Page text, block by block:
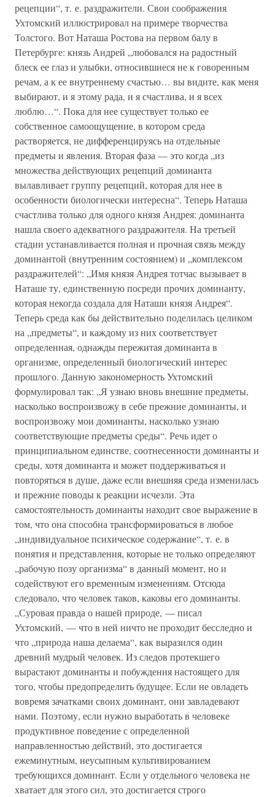
рецепции“, т. е. раздражители. Свои соображения
Ухтомский иллюстрировал на примере творчества
Толстого. Вот Наташа Ростова на первом балу в
Петербурге: князь Андрей „любовался на радостный
блеск ее глаз и улыбки, относившиеся не к говоренным
речам, а к ее внутреннему счастью… вы видите, как меня
выбирают, и я этому рада, и я счастлива, и я всех
люблю…“. Пока для нее существует только ее
собственное самоощущение, в котором среда
растворяется, не дифференцируясь на отдельные
предметы и явления. Вторая фаза — это когда „из
множества действующих рецепций доминанта
вылавливает группу рецепций, которая для нее в
особенности биологически интересна“. Теперь Наташа
счастлива только для одного князя Андрея: доминанта
нашла своего адекватного раздражителя. На третьей
стадии устанавливается полная и прочная связь между
доминантой (внутренним состоянием) и „комплексом
раздражителей“: „Имя князя Андрея тотчас вызывает в
Наташе ту, единственную посреди прочих доминанту,
которая некогда создала для Наташи князя Андрея“.
Теперь среда как бы действительно поделилась целиком
на „предметы“, и каждому из них соответствует
определенная, однажды пережитая доминанта в
организме, определенный биологический интерес
прошлого. Данную закономерность Ухтомский
формулировал так: „Я узнаю вновь внешние предметы,
насколько воспроизвожу в себе прежние доминанты, и
воспроизвожу мои доминанты, насколько узнаю
соответствующие предметы среды“. Речь идет о
принципиальном единстве, соотнесенности доминанты и
среды, хотя доминанта и может поддерживаться и
повторяться в душе, даже если внешняя среда изменилась
и прежние поводы к реакции исчезли. Эта
самостоятельность доминанты находит свое выражение в
том, что она способна трансформироваться в любое
„индивидуальное психическое содержание“, т. е. в
понятия и представления, которые не только определяют
„рабочую позу организма“ в данный момент, но и
содействуют его временным изменениям. Отсюда
следовало, что человек таков, каковы его доминанты.
„Суровая правда о нашей природе, — писал
Ухтомский, — что в ней ничто не проходит бесследно и
что „природа наша делаема“, как выразился один
древний мудрый человек. Из следов протекшего
вырастают доминанты и побуждения настоящего для
того, чтобы предопределить будущее. Если не овладеть
вовремя зачатками своих доминант, они завладевают
нами. Поэтому, если нужно выработать в человеке
продуктивное поведение с определенной
направленностью действий, это достигается
ежеминутным, неусыпным культивированием
требующихся доминант. Если у отдельного человека не
хватает для этого сил, это достигается строго